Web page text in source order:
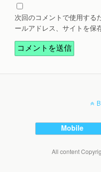
次回のコメントで使用する
ールアドレス、サイトを保
Mobile
All content